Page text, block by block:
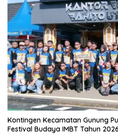
Kontingen Kecamatan Gunung
Festival Budaya IMBT Tahun 2026